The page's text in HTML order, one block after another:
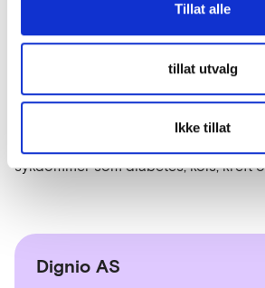
Tillat alle
tillat utvalg
Ikke tillat
hjemmeoppfølging – en annen
Digital hjemmeoppfølging knytter
pasient sammen på en digital plattform.
kan enkelt følge opp egen helseplan,
pasienten får tettere oppfølging fra
sykdommer som diabetes, kols, kreft
Dignio AS